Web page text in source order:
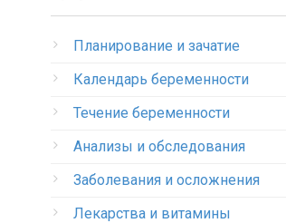
Планирование и зачатие
Календарь беременности
Течение беременности
Анализы и обследования
Заболевания и осложнения
Лекарства и витамины